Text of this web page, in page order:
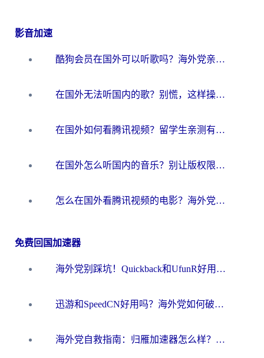
影音加速
酷狗会员在国外可以听歌吗？海外党亲测有效：3步解决音乐权限难题
在国外无法听国内的歌？别慌，这样操作就能畅听QQ音乐（附亲测加速器推荐）
在国外如何看腾讯视频？留学生亲测有效的回国加速方案
在国外怎么听国内的音乐？别让版权限制断了你的华语歌单
怎么在国外看腾讯视频的电影？海外党亲测有效的回国加速指南
免费回国加速器
海外党别踩坑！Quickback和UfunR好用吗？选对回国加速器才能无缝刷国内资源
迅游和SpeedCN好用吗？海外党如何破解那道看不见的墙
海外党自救指南：归雁加速器怎么样？教你避开坑实现国内资源无缝访问